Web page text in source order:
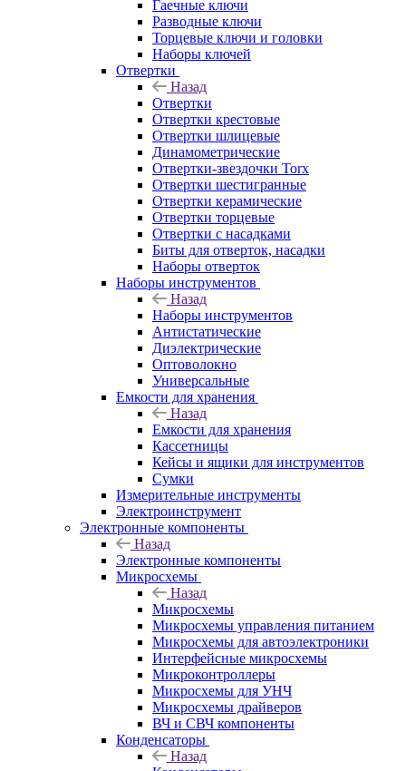
Гаечные ключи
Разводные ключи
Торцевые ключи и головки
Наборы ключей
Отвертки
Назад
Отвертки
Отвертки крестовые
Отвертки шлицевые
Динамометрические
Отвертки-звездочки Torx
Отвертки шестигранные
Отвертки керамические
Отвертки торцевые
Отвертки с насадками
Биты для отверток, насадки
Наборы отверток
Наборы инструментов
Назад
Наборы инструментов
Антистатические
Диэлектрические
Оптоволокно
Универсальные
Емкости для хранения
Назад
Емкости для хранения
Кассетницы
Кейсы и ящики для инструментов
Сумки
Измерительные инструменты
Электроинструмент
Электронные компоненты
Назад
Электронные компоненты
Микросхемы
Назад
Микросхемы
Микросхемы управления питанием
Микросхемы для автоэлектроники
Интерфейсные микросхемы
Микроконтроллеры
Микросхемы для УНЧ
Микросхемы драйверов
ВЧ и СВЧ компоненты
Конденсаторы
Назад